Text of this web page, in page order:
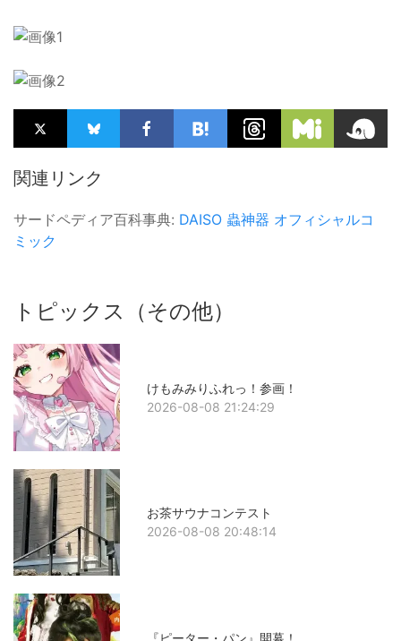
関連リンク
サードペディア百科事典: DAISO 蟲神器 オフィシャルコ
ミック
トピックス（その他）
けもみみりふれっ！参画！
2026-08-08 21:24:29
お茶サウナコンテスト
2026-08-08 20:48:14
『ピーター・パン』開幕！